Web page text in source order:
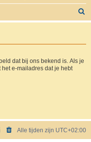
o
dat bij ons bekend is. Als je
e-mailadres dat je hebt
Alle tijden zijn UTC+02:00